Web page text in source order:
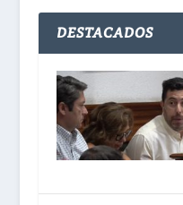
DESTACADOS